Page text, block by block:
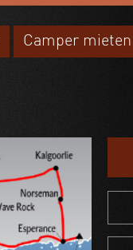
Camper mieten